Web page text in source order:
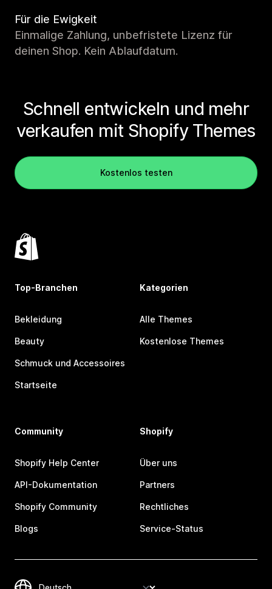
Für die Ewigkeit
Einmalige Zahlung, unbefristete Lizenz für
deinen Shop. Kein Ablaufdatum.
Schnell entwickeln und mehr
verkaufen mit Shopify Themes
Kostenlos testen
Top-Branchen
Bekleidung
Beauty
Schmuck und Accessoires
Startseite
Kategorien
Alle Themes
Kostenlose Themes
Community
Shopify Help Center
API-Dokumentation
Shopify Community
Blogs
Shopify
Über uns
Partners
Rechtliches
Service-Status